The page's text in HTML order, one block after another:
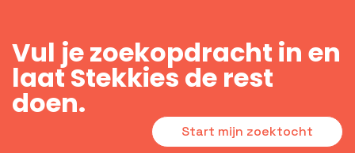
Vul je zoekopdracht in en
laat Stekkies de rest
doen.
Start mijn zoektocht